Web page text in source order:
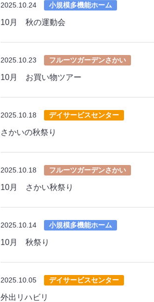
2025.10.24 小規模多機能ホーム
10月 秋の運動会
2025.10.23 フルーツガーデンさかい
10月 お買い物ツアー
2025.10.18 デイサービスセンター
さかいの秋祭り
2025.10.18 フルーツガーデンさかい
10月 さかい秋祭り
2025.10.14 小規模多機能ホーム
10月 秋祭り
2025.10.05 デイサービスセンター
外出リハビリ